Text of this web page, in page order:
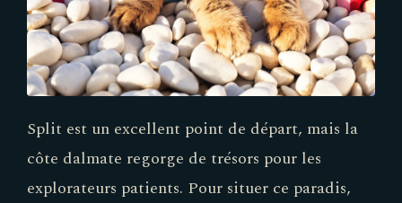
Split est un excellent point de départ, mais la
côte dalmate regorge de trésors pour les
explorateurs patients. Pour situer ce paradis,